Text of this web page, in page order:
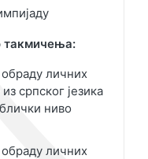
такмичења:
обраду личних
српског језика
ниво
обраду личних